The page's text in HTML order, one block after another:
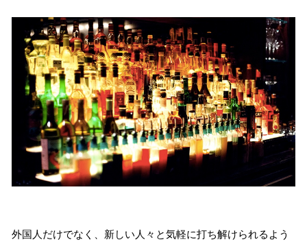
外国人だけでなく、新しい人々と気軽に打ち解けられるよう